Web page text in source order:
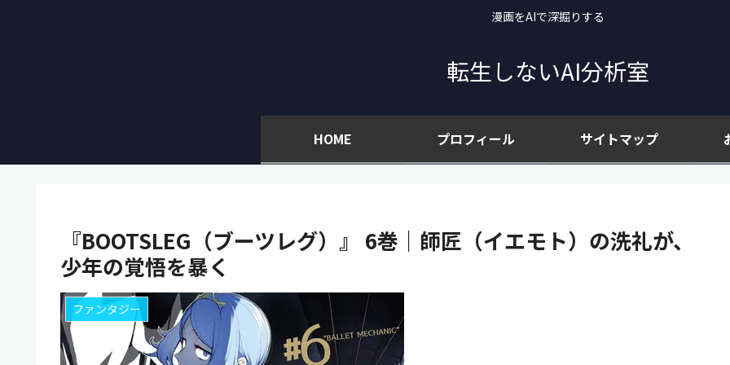
漫画をAIで深掘りする
転生しないAI分析室
HOME プロフィール サイトマップ
『BOOTSLEG（ブーツレグ）』 6巻｜師匠（イエモト）の洗礼が、
少年の覚悟を暴く
ファンタジー